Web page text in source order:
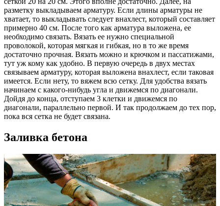
разметку выкладываем арматуру. Если длины арматуры не
хватает, то выкладывать следует внахлест, который составляет
примерно 40 см. После того как арматура выложена, ее
необходимо связать. Вязать ее нужно специальной
проволокой, которая мягкая и гибкая, но в то же время
достаточно прочная. Вязать можно и крючком и пассатижами,
тут уж кому как удобно. В первую очередь в двух местах
связываем арматуру, которая выложена внахлест, если таковая
имеется. Если нету, то вяжем всю сетку. Для удобства вязать
начинаем с какого-нибудь угла и движемся по диагонали.
Дойдя до конца, отступаем 3 клетки и движемся по
диагонали, параллельно первой. И так продолжаем до тех пор,
пока вся сетка не будет связана.
Заливка бетона